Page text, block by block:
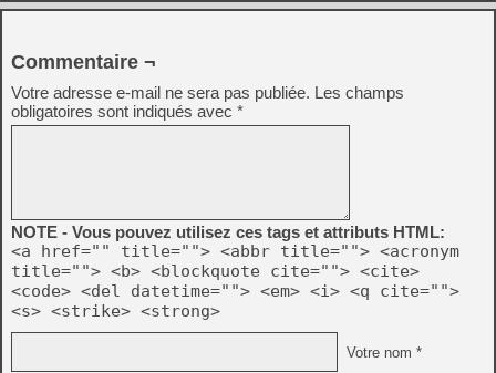
Commentaire ¬
Votre adresse e-mail ne sera pas publiée. Les champs
obligatoires sont indiqués avec *
NOTE - Vous pouvez utilisez ces tags et attributs HTML:
<a href="" title=""> <abbr title=""> <acronym
title=""> <b> <blockquote cite=""> <cite>
<code> <del datetime=""> <em> <i> <q cite="">
<s> <strike> <strong>
Votre nom *